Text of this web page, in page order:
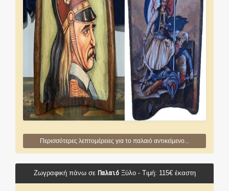
Περισσότερες λεπτομέρειες για το παλαιό αντικείμενο...
Ζωγραφική πάνω σε ΠαλαιόΞύλο - Τιμή: 115€ έκαστη